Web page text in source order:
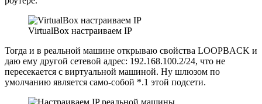
VirtualBox настраиваем IP
Тогда и в реальной машине открываю свойства LOOPBACK и
даю ему другой сетевой адрес: 192.168.100.2/24, что не
пересекается с виртуальной машиной. Ну шлюзом по
умолчанию является само-собой *.1 этой подсети.